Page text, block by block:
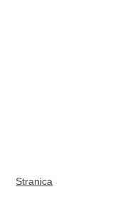
Stranica